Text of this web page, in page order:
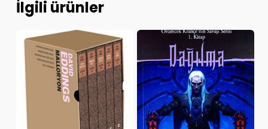
İlgili ürünler